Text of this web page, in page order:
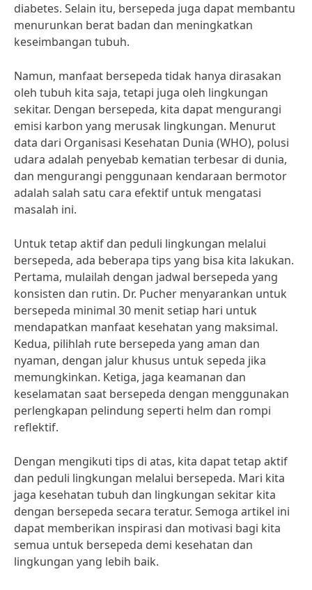
diabetes. Selain itu, bersepeda juga dapat membantu
menurunkan berat badan dan meningkatkan
keseimbangan tubuh.
Namun, manfaat bersepeda tidak hanya dirasakan
oleh tubuh kita saja, tetapi juga oleh lingkungan
sekitar. Dengan bersepeda, kita dapat mengurangi
emisi karbon yang merusak lingkungan. Menurut
data dari Organisasi Kesehatan Dunia (WHO), polusi
udara adalah penyebab kematian terbesar di dunia,
dan mengurangi penggunaan kendaraan bermotor
adalah salah satu cara efektif untuk mengatasi
masalah ini.
Untuk tetap aktif dan peduli lingkungan melalui
bersepeda, ada beberapa tips yang bisa kita lakukan.
Pertama, mulailah dengan jadwal bersepeda yang
konsisten dan rutin. Dr. Pucher menyarankan untuk
bersepeda minimal 30 menit setiap hari untuk
mendapatkan manfaat kesehatan yang maksimal.
Kedua, pilihlah rute bersepeda yang aman dan
nyaman, dengan jalur khusus untuk sepeda jika
memungkinkan. Ketiga, jaga keamanan dan
keselamatan saat bersepeda dengan menggunakan
perlengkapan pelindung seperti helm dan rompi
reflektif.
Dengan mengikuti tips di atas, kita dapat tetap aktif
dan peduli lingkungan melalui bersepeda. Mari kita
jaga kesehatan tubuh dan lingkungan sekitar kita
dengan bersepeda secara teratur. Semoga artikel ini
dapat memberikan inspirasi dan motivasi bagi kita
semua untuk bersepeda demi kesehatan dan
lingkungan yang lebih baik.